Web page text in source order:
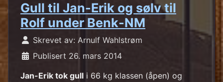
Gull til Jan-Erik og sølv til
Rolf under Benk-NM
Skrevet av: Arnulf Wahlstrøm
Publisert 26. mars 2014
Jan-Erik tok gull i 66 kg klassen (åpen) og